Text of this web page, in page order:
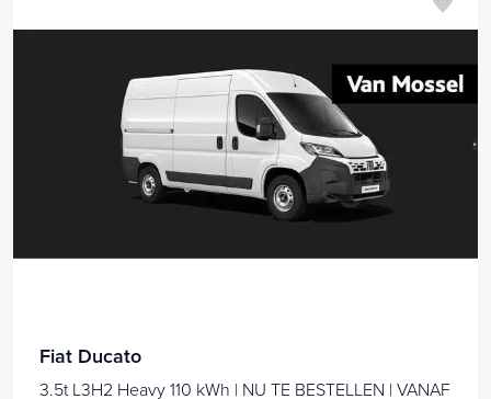
Fiat Ducato
3.5t L3H2 Heavy 110 kWh | NU TE BESTELLEN | VANAF